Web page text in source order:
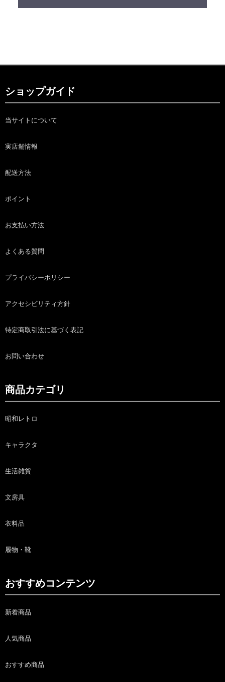
ショップガイド
当サイトについて
実店舗情報
配送方法
ポイント
お支払い方法
よくある質問
プライバシーポリシー
アクセシビリティ方針
特定商取引法に基づく表記
お問い合わせ
商品カテゴリ
昭和レトロ
キャラクタ
生活雑貨
文房具
衣料品
履物・靴
おすすめコンテンツ
新着商品
人気商品
おすすめ商品